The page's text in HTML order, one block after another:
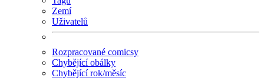
Zemí
Uživatelů
Rozpracované comicsy
Chybějící obálky
Chybějící rok/měsíc